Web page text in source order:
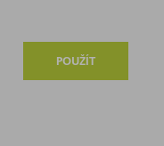
POUŽÍT